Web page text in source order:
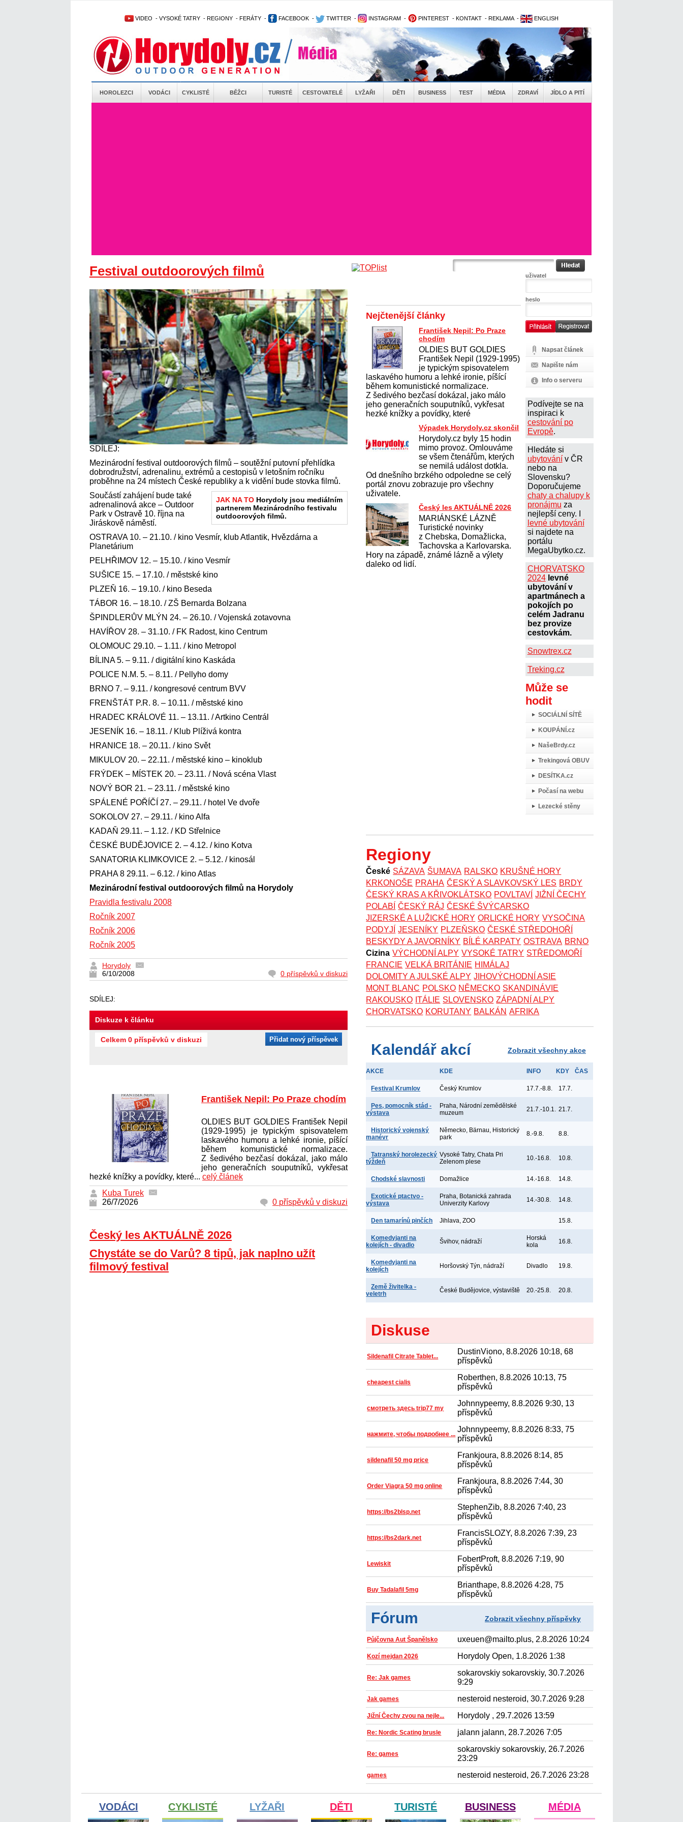
VIDEO - VYSOKÉ TATRY - REGIONY - FERÁTY - FACEBOOK - TWITTER - INSTAGRAM - PINTEREST - KONTAKT - REKLAMA - ENGLISH
HOROLEZCI VODÁCI CYKLISTÉ BĚŽCI TURISTÉ CESTOVATELÉ LYŽAŘI DĚTI BUSINESS TEST MÉDIA ZDRAVÍ JÍDLO A PITÍ
Festival outdoorových filmů
SDÍLEJ:
Mezinárodní festival outdoorových filmů – soutěžní putovní přehlídka
dobrodružství, adrenalinu, extrémů a cestopisů v letošním ročníku
proběhne na 24 místech České republiky a k vidění bude stovka filmů.
JAK NA TO Horydoly jsou mediálním
partnerem Mezinárodního festivalu
outdoorových filmů.
Součástí zahájení bude také
adrenalinová akce – Outdoor
Park v Ostravě 10. října na
Jiráskově náměstí.
OSTRAVA 10. – 21.10. / kino Vesmír, klub Atlantik, Hvězdárna a
Planetárium
PELHŘIMOV 12. – 15.10. / kino Vesmír
SUŠICE 15. – 17.10. / městské kino
PLZEŇ 16. – 19.10. / kino Beseda
TÁBOR 16. – 18.10. / ZŠ Bernarda Bolzana
ŠPINDLERŮV MLÝN 24. – 26.10. / Vojenská zotavovna
HAVÍŘOV 28. – 31.10. / FK Radost, kino Centrum
OLOMOUC 29.10. – 1.11. / kino Metropol
BÍLINA 5. – 9.11. / digitální kino Kaskáda
POLICE N.M. 5. – 8.11. / Pellyho domy
BRNO 7. – 9.11. / kongresové centrum BVV
FRENŠTÁT P.R. 8. – 10.11. / městské kino
HRADEC KRÁLOVÉ 11. – 13.11. / Artkino Centrál
JESENÍK 16. – 18.11. / Klub Plíživá kontra
HRANICE 18. – 20.11. / kino Svět
MIKULOV 20. – 22.11. / městské kino – kinoklub
FRÝDEK – MÍSTEK 20. – 23.11. / Nová scéna Vlast
NOVÝ BOR 21. – 23.11. / městské kino
SPÁLENÉ POŘÍČÍ 27. – 29.11. / hotel Ve dvoře
SOKOLOV 27. – 29.11. / kino Alfa
KADAŇ 29.11. – 1.12. / KD Střelnice
ČESKÉ BUDĚJOVICE 2. – 4.12. / kino Kotva
SANATORIA KLIMKOVICE 2. – 5.12. / kinosál
PRAHA 8 29.11. – 6.12. / kino Atlas
Mezinárodní festival outdoorových filmů na Horydoly
Pravidla festivalu 2008
Ročník 2007
Ročník 2006
Ročník 2005
Horydoly
6/10/2008
0 příspěvků v diskuzi
SDÍLEJ:
Diskuze k článku
Celkem 0 příspěvků v diskuzi Přidat nový příspěvek
František Nepil: Po Praze chodím
OLDIES BUT GOLDIES František Nepil
(1929-1995) je typickým spisovatelem
laskavého humoru a lehké ironie, píšící
během komunistické normalizace.
Z šedivého bezčasí dokázal, jako málo
jeho generačních souputníků, vykřesat
hezké knížky a povídky, které... celý článek
Kuba Turek
26/7/2026
0 příspěvků v diskuzi
Český les AKTUÁLNĚ 2026
Chystáte se do Varů? 8 tipů, jak naplno užít
filmový festival
uživatel
heslo
Napsat článek
Napište nám
Info o serveru
Podívejte se na
inspiraci k
cestování po
Evropě.
Hledáte si
ubytovánív ČR
nebo na
Slovensku?
Doporučujeme
chaty a chalupy k
pronájmu za
nejlepší ceny. I
levné ubytování
si najdete na
portálu
MegaUbytko.cz.
CHORVATSKO
2024 levné
ubytování v
apartmánech a
pokojích po
celém Jadranu
bez provize
cestovkám.
Snowtrex.cz
Treking.cz
Může se
hodit
SOCIÁLNÍ SÍTĚ
KOUPÁNÍ.cz
NašeBrdy.cz
Trekingová OBUV
DESÍTKA.cz
Počasí na webu
Lezecké stěny
Nejčtenější články
František Nepil: Po Praze
chodím
OLDIES BUT GOLDIES
František Nepil (1929-1995)
je typickým spisovatelem
laskavého humoru a lehké ironie, píšící
během komunistické normalizace.
Z šedivého bezčasí dokázal, jako málo
jeho generačních souputníků, vykřesat
hezké knížky a povídky, které
Výpadek Horydoly.cz skončil
Horydoly.cz byly 15 hodin
mimo provoz. Omlouváme
se všem čtenářům, kterých
se nemilá událost dotkla.
Od dnešního brzkého odpoledne se celý
portál znovu zobrazuje pro všechny
uživatele.
Český les AKTUÁLNĚ 2026
MARIÁNSKÉ LÁZNĚ
Turistické novinky
z Chebska, Domažlicka,
Tachovska a Karlovarska.
Hory na západě, známé lázně a výlety
daleko od lidí.
Regiony
České SÁZAVA ŠUMAVA RALSKO KRUŠNÉ HORY
KRKONOŠE PRAHA ČESKÝ A SLAVKOVSKÝ LES BRDY
ČESKÝ KRAS A KŘIVOKLÁTSKO POVLTAVÍ JIŽNÍ ČECHY
POLABÍ
ČESKÝ RÁJ ČESKÉ ŠVÝCARSKO
JIZERSKÉ A LUŽICKÉ HORY ORLICKÉ HORY VYSOČINA
PODYJÍ
JESENÍKY PLZEŇSKO ČESKÉ STŘEDOHOŘÍ
BESKYDY A JAVORNÍKY BÍLÉ KARPATY OSTRAVA BRNO
Cizina VÝCHODNÍ ALPY VYSOKÉ TATRY STŘEDOMOŘÍ
FRANCIE VELKÁ BRITÁNIE HIMÁLAJ
DOLOMITY A JULSKÉ ALPY JIHOVÝCHODNÍ ASIE
MONT BLANC POLSKO NĚMECKO SKANDINÁVIE
RAKOUSKO ITÁLIE SLOVENSKO ZÁPADNÍ ALPY
CHORVATSKO KORUTANY BALKÁN AFRIKA
Kalendář akcí Zobrazit všechny akce
AKCE KDE INFO KDY ČAS
Festival Krumlov Český Krumlov 17.7.-8.8. 17.7.
Pes, pomocník stád -
výstava
Praha, Národní zemědělské
muzeum
21.7.-10.1. 21.7.
Historický vojenský
manévr
Německo, Bärnau, Historický
park
8.-9.8. 8.8.
Tatranský horolezecký
týždeň
Vysoké Tatry, Chata Pri
Zelenom plese
10.-16.8. 10.8.
Chodské slavnosti Domažlice 14.-16.8. 14.8.
Exotické ptactvo -
výstava
Praha, Botanická zahrada
Univerzity Karlovy
14.-30.8. 14.8.
Den tamarínů pinčích Jihlava, ZOO 15.8.
Komedyjanti na
kolejích - divadlo
Švihov, nádraží
Horská
kola
16.8.
Komedyjanti na
kolejích
Horšovský Týn, nádraží Divadlo 19.8.
Země živitelka -
veletrh
České Budějovice, výstaviště 20.-25.8. 20.8.
Diskuse
Sildenafil Citrate Tablet...
DustinViono, 8.8.2026 10:18, 68
příspěvků
cheapest cialis
Roberthen, 8.8.2026 10:13, 75
příspěvků
смотреть здесь trip77 my
Johnnypeemy, 8.8.2026 9:30, 13
příspěvků
нажмите, чтобы подробнее ...
Johnnypeemy, 8.8.2026 8:33, 75
příspěvků
sildenafil 50 mg price
Frankjoura, 8.8.2026 8:14, 85
příspěvků
Order Viagra 50 mg online
Frankjoura, 8.8.2026 7:44, 30
příspěvků
https://bs2blsp.net
StephenZib, 8.8.2026 7:40, 23
příspěvků
https://bs2dark.net
FrancisSLOZY, 8.8.2026 7:39, 23
příspěvků
Lewiskit
FobertProft, 8.8.2026 7:19, 90
příspěvků
Buy Tadalafil 5mg
Brianthape, 8.8.2026 4:28, 75
příspěvků
Fórum Zobrazit všechny příspěvky
Půjčovna Aut Španělsko uxeuen@mailto.plus, 2.8.2026 10:24
Kozí mejdan 2026 Horydoly Open, 1.8.2026 1:38
Re: Jak games
sokarovskiy sokarovskiy, 30.7.2026
9:29
Jak games nesteroid nesteroid, 30.7.2026 9:28
Jižní Čechy zvou na nejle... Horydoly , 29.7.2026 13:59
Re: Nordic Scating brusle jalann jalann, 28.7.2026 7:05
Re: games
sokarovskiy sokarovskiy, 26.7.2026
23:29
games nesteroid nesteroid, 26.7.2026 23:28
VODÁCI CYKLISTÉ LYŽAŘI DĚTI TURISTÉ BUSINESS MÉDIA